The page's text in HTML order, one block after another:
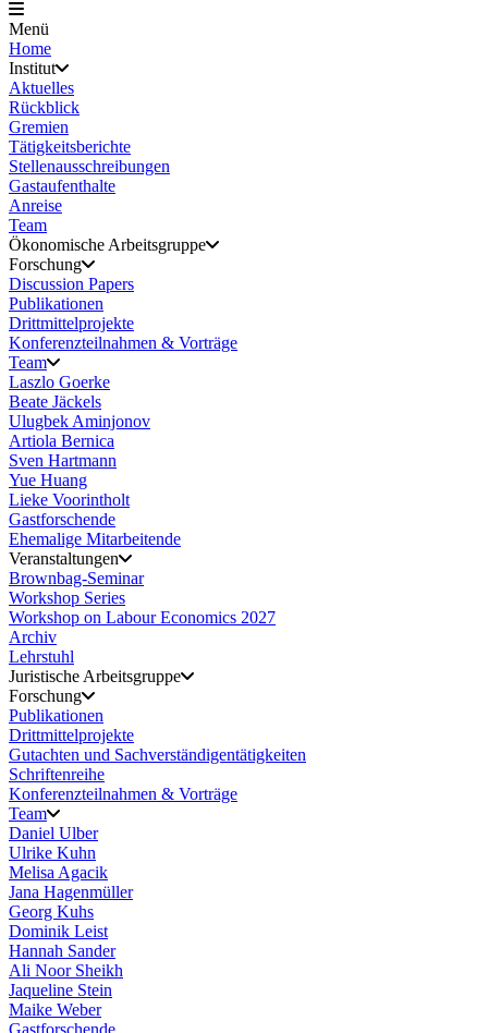
Menü
Home
Institut
Aktuelles
Rückblick
Gremien
Tätigkeitsberichte
Stellenausschreibungen
Gastaufenthalte
Anreise
Team
Ökonomische Arbeitsgruppe
Forschung
Discussion Papers
Publikationen
Drittmittelprojekte
Konferenzteilnahmen & Vorträge
Team
Laszlo Goerke
Beate Jäckels
Ulugbek Aminjonov
Artiola Bernica
Sven Hartmann
Yue Huang
Lieke Voorintholt
Gastforschende
Ehemalige Mitarbeitende
Veranstaltungen
Brownbag-Seminar
Workshop Series
Workshop on Labour Economics 2027
Archiv
Lehrstuhl
Juristische Arbeitsgruppe
Forschung
Publikationen
Drittmittelprojekte
Gutachten und Sachverständigentätigkeiten
Schriftenreihe
Konferenzteilnahmen & Vorträge
Team
Daniel Ulber
Ulrike Kuhn
Melisa Agacik
Jana Hagenmüller
Georg Kuhs
Dominik Leist
Hannah Sander
Ali Noor Sheikh
Jaqueline Stein
Maike Weber
Gastforschende